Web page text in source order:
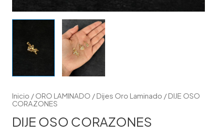
Inicio / ORO LAMINADO /Dijes Oro Laminado / DIJE OSO
CORAZONES
DIJE OSO CORAZONES